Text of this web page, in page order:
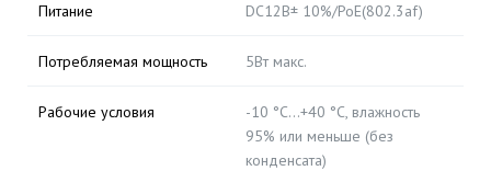
Питание DC12В± 10%/PoE(802.3af)
Потребляемая мощность 5Вт макс.
Рабочие условия
-10 °C…+40 °C, влажность
95% или меньше (без
конденсата)